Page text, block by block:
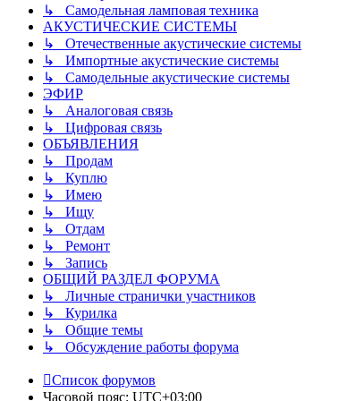
↳ Самодельная ламповая техника
АКУСТИЧЕСКИЕ СИСТЕМЫ
↳ Отечественные акустические системы
↳ Импортные акустические системы
↳ Самодельные акустические системы
ЭФИР
↳ Аналоговая связь
↳ Цифровая связь
ОБЪЯВЛЕНИЯ
↳ Продам
↳ Куплю
↳ Имею
↳ Ищу
↳ Отдам
↳ Ремонт
↳ Запись
ОБЩИЙ РАЗДЕЛ ФОРУМА
↳ Личные странички участников
↳ Курилка
↳ Общие темы
↳ Обсуждение работы форума
Список форумов
Часовой пояс: UTC+03:00